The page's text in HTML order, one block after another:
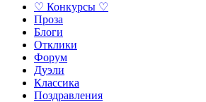
♡ Конкурсы ♡
Проза
Блоги
Отклики
Форум
Дуэли
Классика
Поздравления